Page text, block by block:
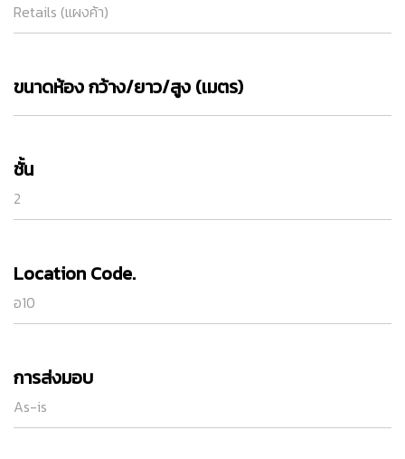
Retails (แผงค้า)
ขนาดห้อง กว้าง/ยาว/สูง (เมตร)
ชั้น
2
Location Code.
อ10
การส่งมอบ
As-is